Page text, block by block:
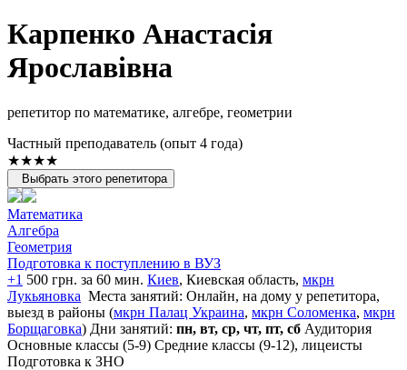
Карпенко Анастасія
Ярославівна
репетитор по математике, алгебре, геометрии
Частный преподаватель (опыт 4 года)
★★★★
Выбрать этого репетитора
Математика
Алгебра
Геометрия
Подготовка к поступлению в ВУЗ
+1 500 грн. за 60 мин. Киев, Киевская область, мкрн
Лукьяновка Места занятий: Онлайн, на дому у репетитора,
выезд в районы (мкрн Палац Украина, мкрн Соломенка, мкрн
Борщаговка) Дни занятий: пн, вт, ср, чт, пт, сб Аудитория
Основные классы (5-9) Средние классы (9-12), лицеисты
Подготовка к ЗНО